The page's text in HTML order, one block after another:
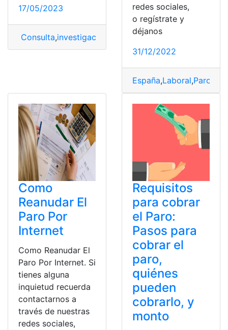
17/05/2023
Consulta,investigación Prevención
redes sociales,
o regístrate y
déjanos
31/12/2022
España,Laboral,Paro
Como
Reanudar El
Paro Por
Internet
Como Reanudar El
Paro Por Internet. Si
tienes alguna
inquietud recuerda
contactarnos a
través de nuestras
redes sociales,
Requisitos
para cobrar
el Paro:
Pasos para
cobrar el
paro,
quiénes
pueden
cobrarlo, y
monto